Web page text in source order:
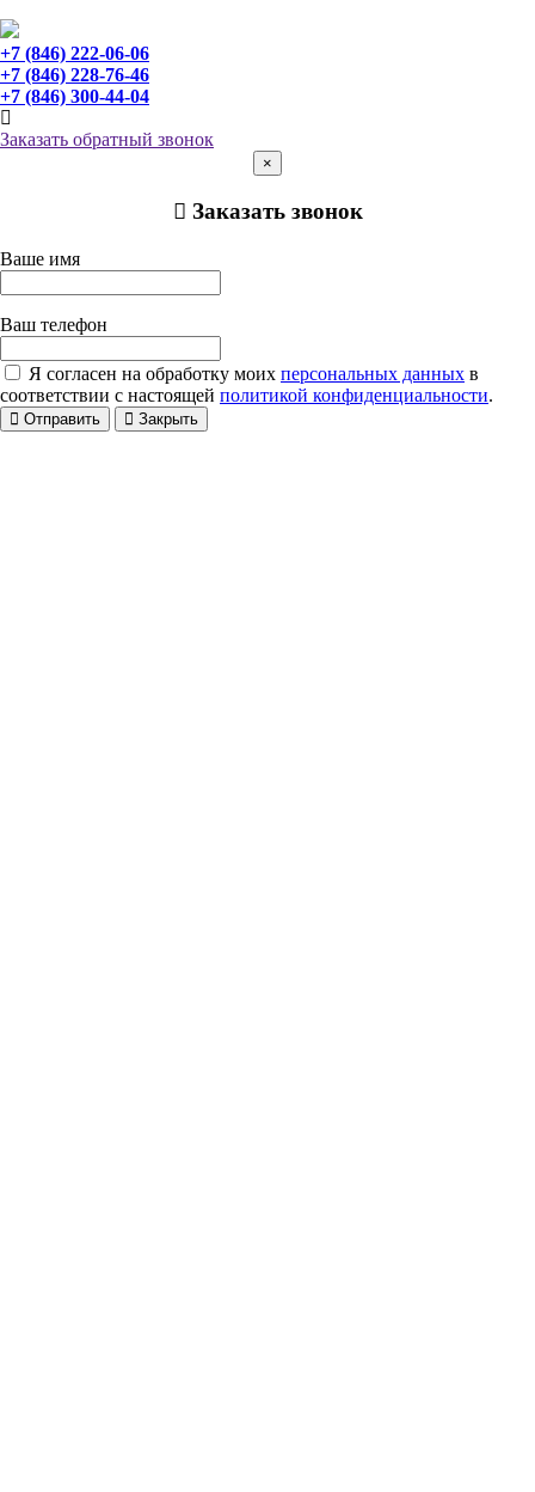
+7 (846) 222-06-06
+7 (846) 228-76-46
+7 (846) 300-44-04
Заказать обратный звонок
×
Заказать звонок
Ваше имя
Ваш телефон
Я согласен на обработку моих персональных данных в
соответствии с настоящей политикой конфиденциальности.
Отправить Закрыть